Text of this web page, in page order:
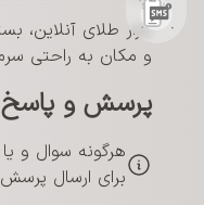
بازار طلای
و مکان به راحتی
پرسش و پاسخ
هرگونه سوال و
برای ارسال